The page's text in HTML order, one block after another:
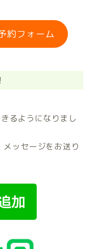
約フォーム
るようになりまし
ッセージをお送り